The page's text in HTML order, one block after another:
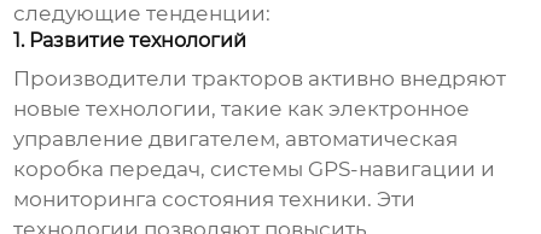
следующие тенденции:
1. Развитие технологий
Производители тракторов активно внедряют
новые технологии, такие как электронное
управление двигателем, автоматическая
коробка передач, системы GPS-навигации и
мониторинга состояния техники. Эти